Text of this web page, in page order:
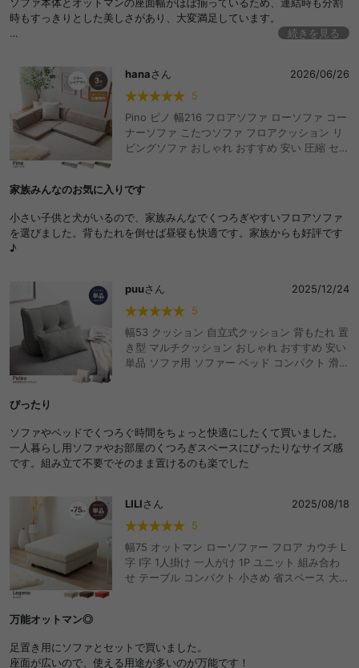
時もすっきりとした美しさがあり、大変満足しています。
また、背もたれのクッションが固定されず置いてある仕様なのですが、
これが想像以上に便利でした。抱きかかえたり枕代わりにしたりと、背
もたれ以外の用途でも重宝しています。
一人暮らしで、ソファを中心にリラックスした時間を過ごしたい方にぜ
ひおすすめしたいです。
続きを見る
hanaさん
2026/06/26
5
Pino ピノ 幅216 フロアソファ ローソファ コー
ナーソファ こたつソファ フロアクッション リ
ビングソファ おしゃれ おすすめ 安い 圧縮 セッ
ス ごろ寝 座面低い 座椅子
家族みんなのお気に入りです
小さい子供と犬がいるので、家族みんなでくつろぎやすいフロアソファ
を選びました。背もたれを倒せば昼寝も快適です。家族からも好評です
♪
puuさん
2025/12/24
5
幅53 クッション 自立式クッション 背もたれ 置
き型 マルチクッション おしゃれ おすすめ 安い
単品 ソファ用 ソファー ベッド コンパクト 滑り
ぴったり
ソファやベッドでくつろぐ時間をちょっと快適にしたくて買いました。
一人暮らし用ソファやお部屋のくつろぎスペースにぴったりなサイズ感
です。組み立て不要でそのまま置けるのも楽でした
LILIさん
2025/08/18
5
幅75 オットマン ローソファー フロア カウチ L
字 I字 1人掛け 一人がけ 1P ユニット 組み合わ
せ テーブル コンパクト 小さめ 省スペース 大き
万能オットマン◎
足置き用にソファとセットで買いました。
座面が広いので、使える用途が多いのが万能です！